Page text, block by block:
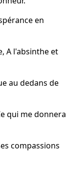
en
A l'absinthe et
au dedans de
qui me donnera
compassions